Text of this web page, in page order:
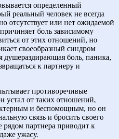
определенный
реальный человек не всегда
отсутствует или нет ожидаемой
боль зависимому
от этих отношений, но
своеобразный синдром
душераздирающая боль, паника,
к партнеру и
противоречивые
устал от таких отношений,
и беспомощным, но он
связь и бросить своего
рядом партнера приводит к
ужасу.